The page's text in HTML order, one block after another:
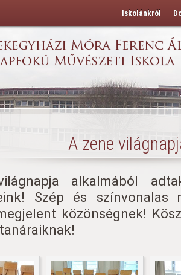
Iskolánkról
A zene
alkalmából
Szép és
közönségnek!